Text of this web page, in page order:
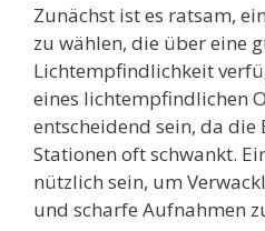
Zunächst ist es ratsam,
zu wählen, die über eine
Lichtempfindlichkeit
eines lichtempfindlichen
entscheidend sein, da die
Stationen oft schwankt.
nützlich sein, um
und scharfe Aufnahmen